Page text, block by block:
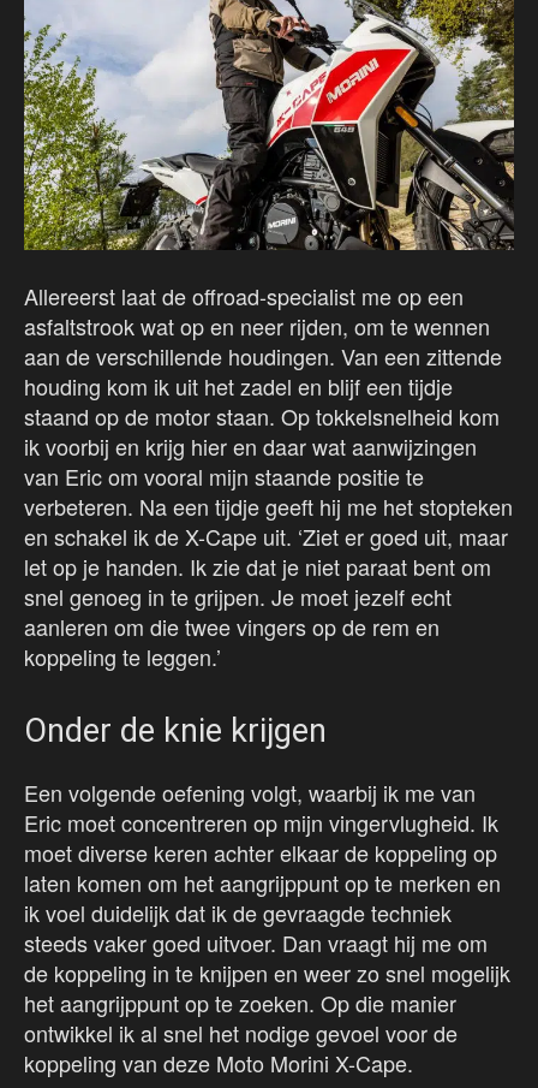
Allereerst laat de offroad-specialist me op een
asfaltstrook wat op en neer rijden, om te wennen
aan de verschillende houdingen. Van een zittende
houding kom ik uit het zadel en blijf een tijdje
staand op de motor staan. Op tokkelsnelheid kom
ik voorbij en krijg hier en daar wat aanwijzingen
van Eric om vooral mijn staande positie te
verbeteren. Na een tijdje geeft hij me het stopteken
en schakel ik de X-Cape uit. ‘Ziet er goed uit, maar
let op je handen. Ik zie dat je niet paraat bent om
snel genoeg in te grijpen. Je moet jezelf echt
aanleren om die twee vingers op de rem en
koppeling te leggen.’
Onder de knie krijgen
Een volgende oefening volgt, waarbij ik me van
Eric moet concentreren op mijn vingervlugheid. Ik
moet diverse keren achter elkaar de koppeling op
laten komen om het aangrijppunt op te merken en
ik voel duidelijk dat ik de gevraagde techniek
steeds vaker goed uitvoer. Dan vraagt hij me om
de koppeling in te knijpen en weer zo snel mogelijk
het aangrijppunt op te zoeken. Op die manier
ontwikkel ik al snel het nodige gevoel voor de
koppeling van deze Moto Morini X-Cape.